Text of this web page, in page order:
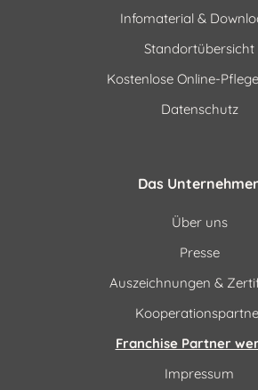
Infomaterial &
Standortübersicht
Kostenlose Online-
Datenschutz
Das
Über uns
Presse
Auszeichnungen &
Franchise Partner
Impressum